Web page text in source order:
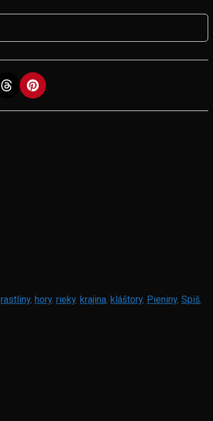
rastliny, hory, rieky, krajina, kláštory, Pieniny, Spiš,